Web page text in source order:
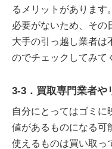
るメリットがあります
必要がないため、その
大手の引っ越し業者は
のでチェックしてみて
3-3．買取専門業者や
自分にとってはゴミに
値があるものになる可
使えるものは買い取っ